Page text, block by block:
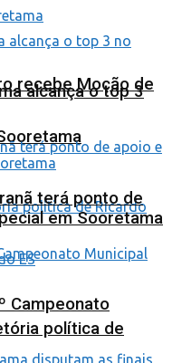
recebe Moção de
política de
alcança o top 3
terá ponto de
em Sooretama
Campeonato